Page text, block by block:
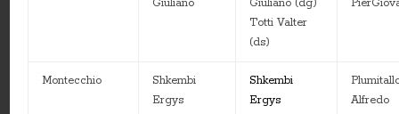
Giuliano
Giuliano (dg)
Totti Valter
(ds)
Montecchio
Shkembi
Ergys
Shkembi
Ergys
Alfredo